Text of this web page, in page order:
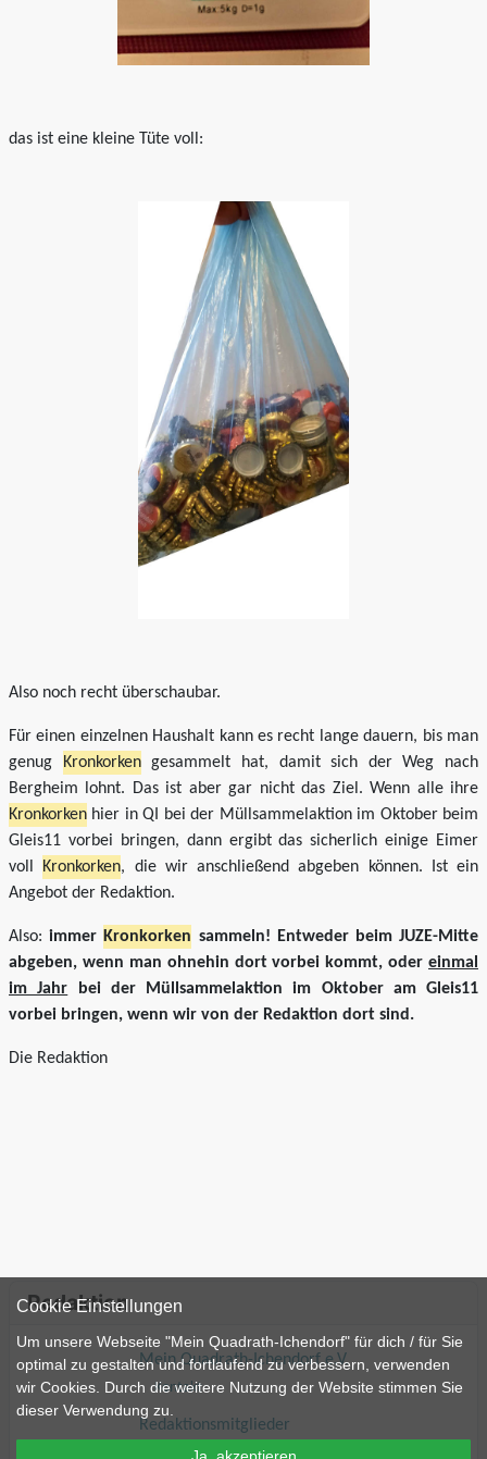
das ist eine kleine Tüte voll:
Also noch recht überschaubar.
Für einen einzelnen Haushalt kann es recht lange dauern, bis man
genug
Kronkorkengesammelt hat, damit sich der Weg nach
Bergheim lohnt. Das ist aber gar nicht das Ziel. Wenn alle ihre
Kronkorken hier in QI bei der Müllsammelaktion im Oktober beim
Gleis11 vorbei bringen, dann ergibt das sicherlich einige Eimer
voll
Kronkorken, die wir anschließend abgeben können. Ist ein
Angebot der Redaktion.
Also:immer Kronkorken sammeln! Entweder beim JUZE-Mitte
abgeben, wenn man ohnehin dort vorbei kommt, oder einmal
im Jahr bei der Müllsammelaktion im Oktober am Gleis11
vorbei bringen, wenn wir von der Redaktion dort sind.
Die Redaktion
Redaktion
Mein Quadrath-Ichendorf e.V.
Kontakt
Redaktionsmitglieder
Cookie Einstellungen
Um unsere Webseite "Mein Quadrath-Ichendorf" für dich / für Sie
optimal zu gestalten und fortlaufend zu verbessern, verwenden
wir Cookies. Durch die weitere Nutzung der Website stimmen Sie
dieser Verwendung zu.